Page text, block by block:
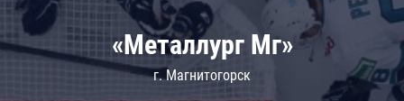
«Металлург Мг»
г. Магнитогорск